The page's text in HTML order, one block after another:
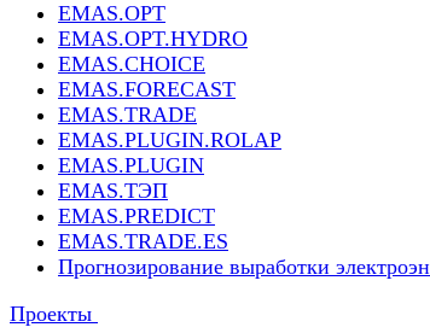
EMAS.OPT
EMAS.OPT.HYDRO
EMAS.CHOICE
EMAS.FORECAST
EMAS.TRADE
EMAS.PLUGIN.ROLAP
EMAS.PLUGIN
EMAS.ТЭП
EMAS.PREDICT
EMAS.TRADE.ES
Прогнозирование выработки
Проекты